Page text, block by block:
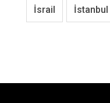
İsrail İstanbul